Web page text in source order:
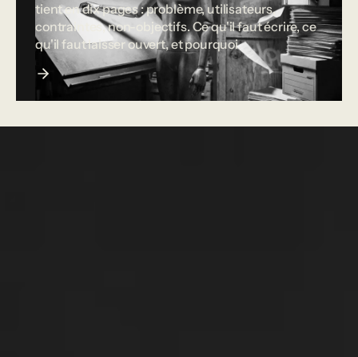
tient en dix pages : problème, utilisateurs,
contraintes, non-objectifs. Ce qu'il faut écrire, ce
qu'il faut laisser ouvert, et pourquoi.